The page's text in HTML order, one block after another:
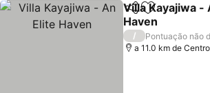
PartilharAdicionar
Villa Kayajiwa -
Haven
/
Pontuação não
a 11.0 km de